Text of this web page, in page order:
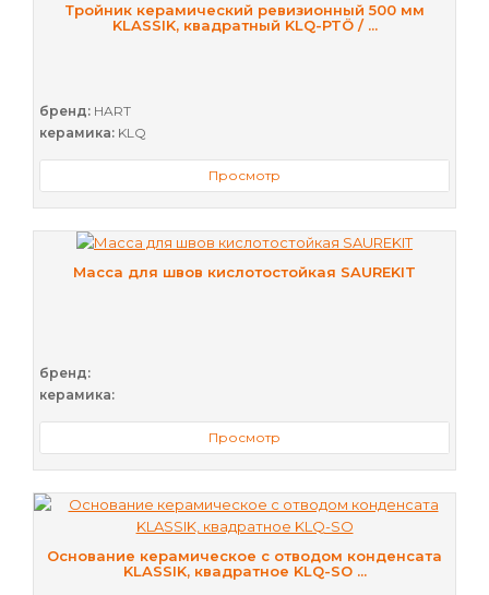
Тройник керамический ревизионный 500 мм
KLASSIK, квадратный KLQ-PTÖ / ...
бренд: HART
керамика: KLQ
Просмотр
Масса для швов кислотостойкая SAUREKIT
бренд:
керамика:
Просмотр
Основание керамическое с отводом конденсата
KLASSIK, квадратное KLQ-SO ...